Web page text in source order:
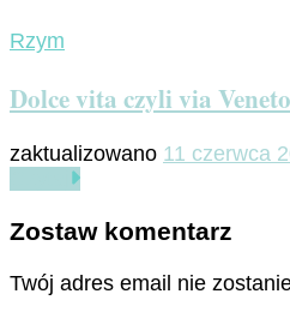
Rzym
Dolce vita czyli via Veneto
zaktualizowano 11 czerwca
Zostaw komentarz
Twój adres email nie